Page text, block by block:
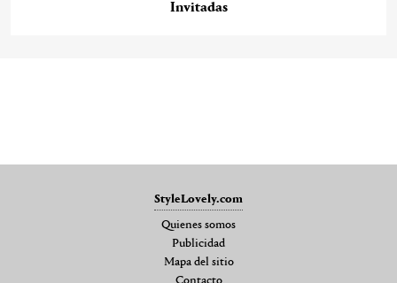
Invitadas
StyleLovely.com
Quienes somos
Publicidad
Mapa del sitio